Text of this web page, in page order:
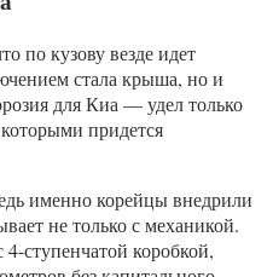
по кузову везде идет
стала крыша, но и
для Киа — удел только
придется
именно корейцы внедрили
не только с механикой.
ступенчатой коробкой,